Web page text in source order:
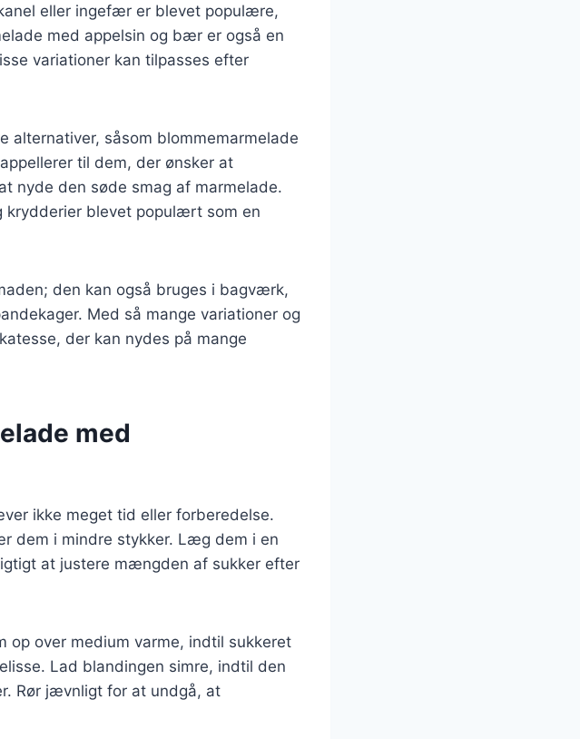
eller ingefær er blevet populære,
med appelsin og bær er også en
variationer kan tilpasses efter
alternativer, såsom blommemarmelade
til dem, der ønsker at
nyde den søde smag af marmelade.
krydderier blevet populært som en
den kan også bruges i bagværk,
Med så mange variationer og
der kan nydes på mange
med
ikke meget tid eller forberedelse.
dem i mindre stykker. Læg dem i en
at justere mængden af sukker efter
op over medium varme, indtil sukkeret
Lad blandingen simre, indtil den
Rør jævnligt for at undgå, at